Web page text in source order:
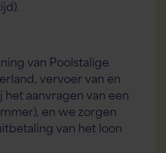
van Poolstalige
vervoer van en
aanvragen van een
en we zorgen
van het loon